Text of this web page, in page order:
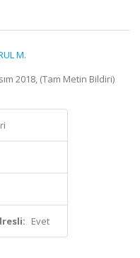
M.
2018, (Tam Metin Bildiri)
Evet